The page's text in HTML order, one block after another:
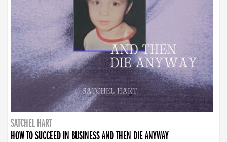
SATCHEL HART
HOW TO SUCCEED IN BUSINESS AND THEN DIE ANYWAY